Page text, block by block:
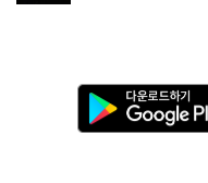
다
운
로